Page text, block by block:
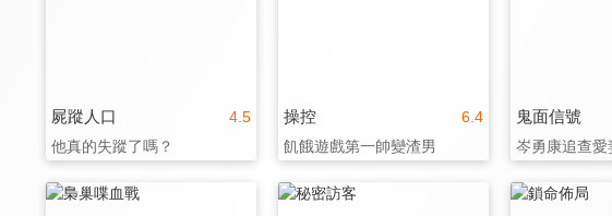
4.5
屍蹤人口
他真的失蹤了嗎？
6.4
操控
飢餓遊戲第一帥變渣男
鬼面信號
岑勇康追查愛